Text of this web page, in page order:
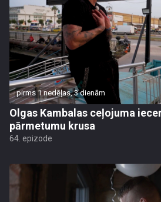
pirms 1 nedēļas, 3 dienām
Olgas Kambalas ceļojuma
pārmetumu krusa
64. epizode